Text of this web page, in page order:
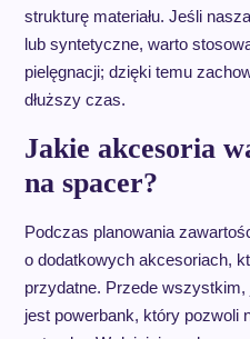
strukturę materiału. Jeśli
lub syntetyczne, warto
pielęgnacji; dzięki temu
dłuższy czas.
Jakie akcesoria
na spacer?
Podczas planowania
o dodatkowych akcesoriach,
przydatne. Przede
jest powerbank, który pozwoli